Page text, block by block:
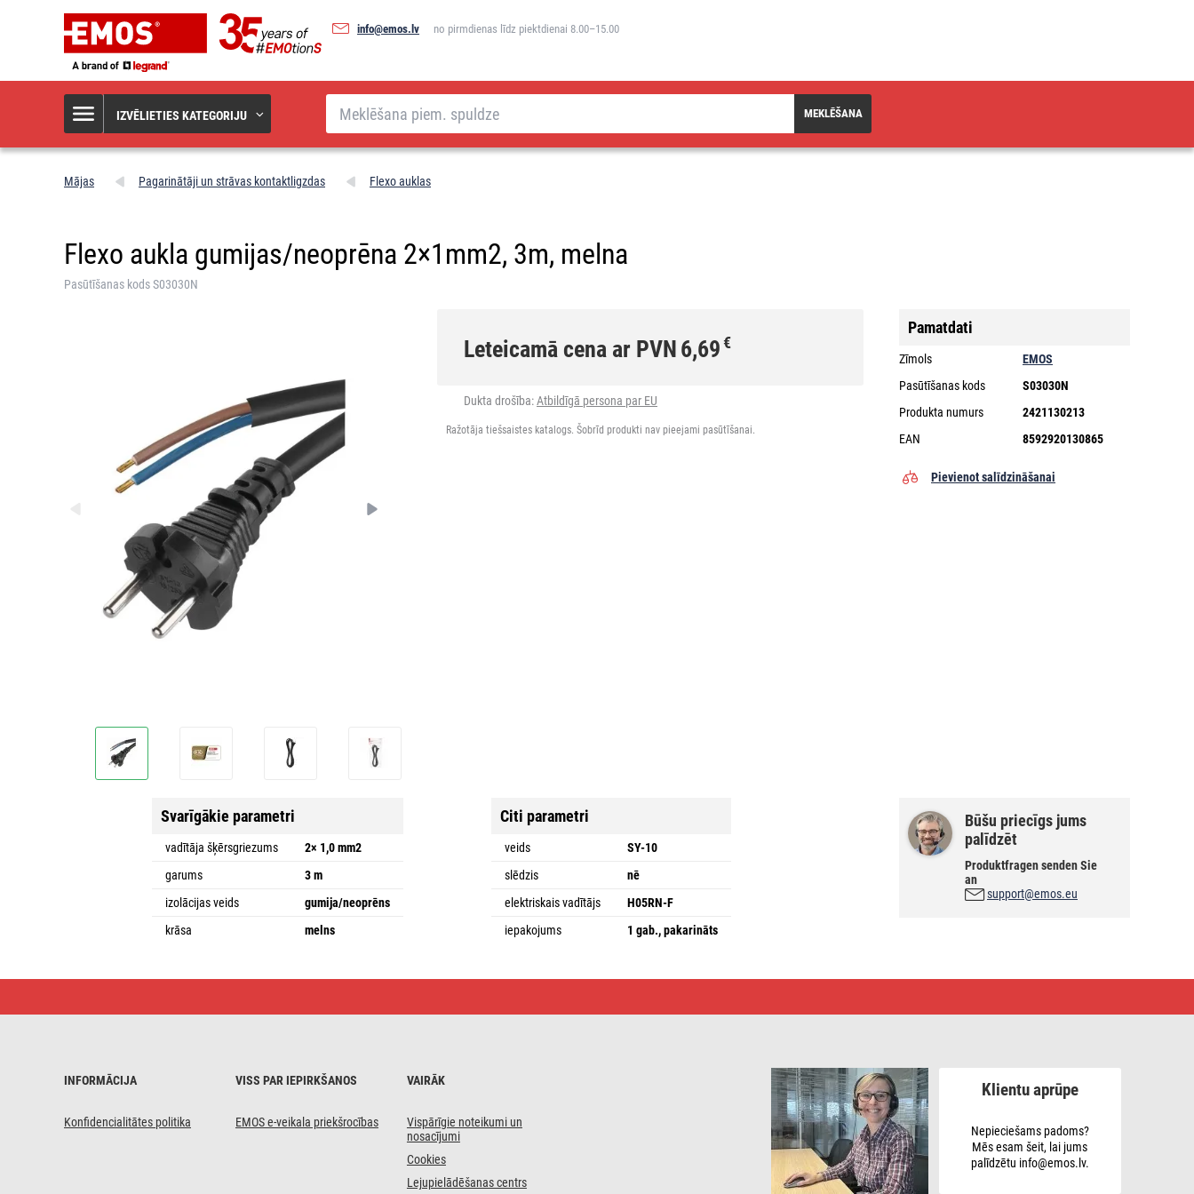
info@emos.lv no pirmdienas līdz piektdienai 8.00–15.00
IZVĒLIETIES KATEGORIJU
Meklēšana
MEKLĒŠANA
Mājas Pagarinātāji un strāvas kontaktligzdas Flexo auklas
Flexo aukla gumijas/neoprēna 2×1mm2, 3m, melna
Pasūtīšanas kods S03030N
Leteicamā cena ar PVN 6,69€
Dukta drošība:Atbildīgā persona par EU
Ražotāja tiešsaistes katalogs. Šobrīd produkti nav pieejami pasūtīšanai.
Pamatdati
Zīmols
EMOS
Pasūtīšanas kods
S03030N
Produkta numurs
2421130213
EAN
8592920130865
Pievienot salīdzināšanai
Svarīgākie parametri
vadītāja šķērsgriezums
2× 1,0 mm2
garums
3 m
izolācijas veids
gumija/neoprēns
krāsa
melns
Citi parametri
veids
SY-10
slēdzis
nē
elektriskais vadītājs
H05RN-F
iepakojums
1 gab., pakarināts
Būšu priecīgs jums
palīdzēt
Produktfragen senden Sie
an
support@emos.eu
gumijas/neoprēna
INFORMĀCIJA
Konfidencialitātes politika
VISS PAR IEPIRKŠANOS
EMOS e-veikala priekšrocības
VAIRĀK
Vispārīgie noteikumi un
nosacījumi
Cookies
Lejupielādēšanas centrs
Klientu aprūpe
Nepieciešams padoms?
Mēs esam šeit, lai jums
palīdzētu info@emos.lv.